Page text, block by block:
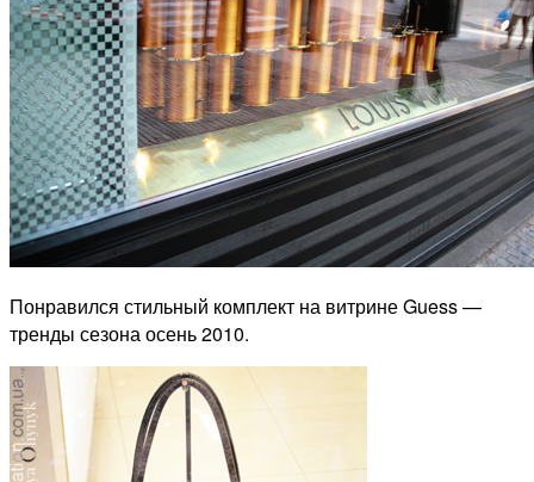
Понравился стильный комплект на витрине Guess —
тренды сезона осень 2010.